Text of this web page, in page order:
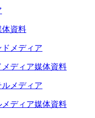
体資料
ディア媒体資料
ディア媒体資料